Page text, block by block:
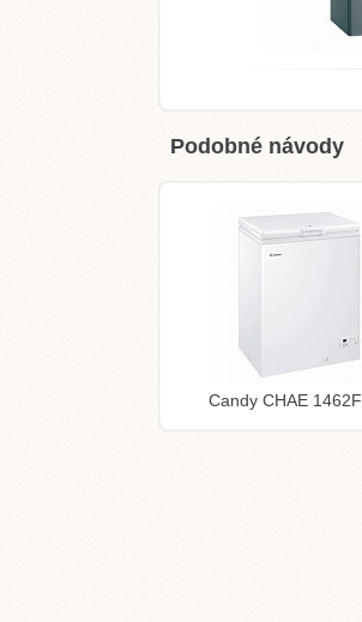
Podobné návody
Candy CHAE 1462F